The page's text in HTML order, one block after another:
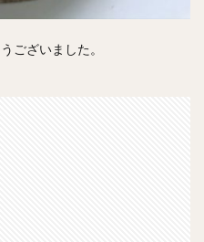
ございました。